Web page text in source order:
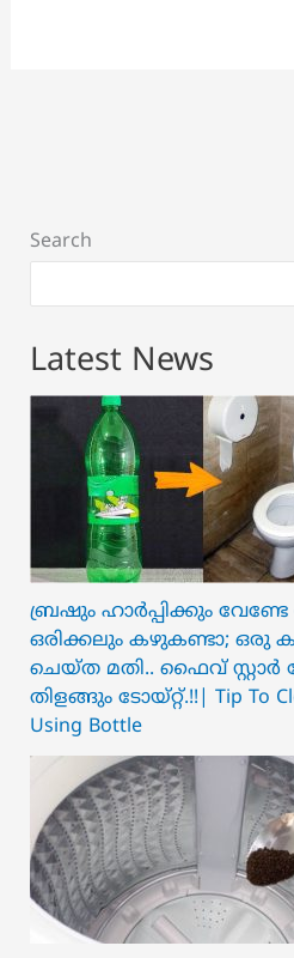
Search
Latest News
ബ്രഷും ഹാർപ്പിക്കും വേണ്ടേ
ഒരിക്കലും കഴുകണ്ടാ; ഒരു
ചെയ്ത മതി.. ഫൈവ് സ്റ്റാർ
തിളങ്ങും ടോയ്റ്റ്.!!| Tip To
Using Bottle